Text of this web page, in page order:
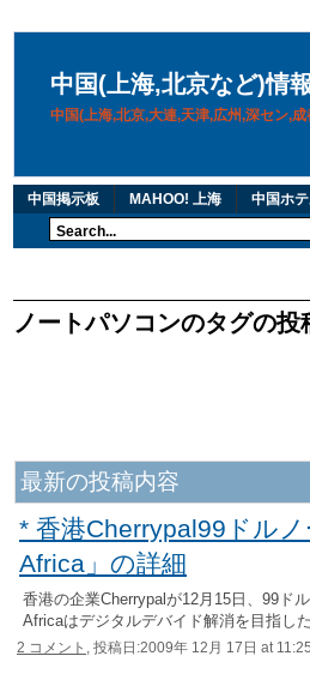
中国(上海,北京など)情
中国(上海,北京,大連,天津,広州,深セン,
中国掲示板 MAHOO! 上海 中国ホ
ノートパソコンのタグの投
最新の投稿内容
* 香港Cherrypal99ドル
Africa」の詳細
香港の企業Cherrypalが12月15日、99
Africaはデジタルデバイド解消を目指し
2 コメント, 投稿日:2009年 12月 17日 at 11:25